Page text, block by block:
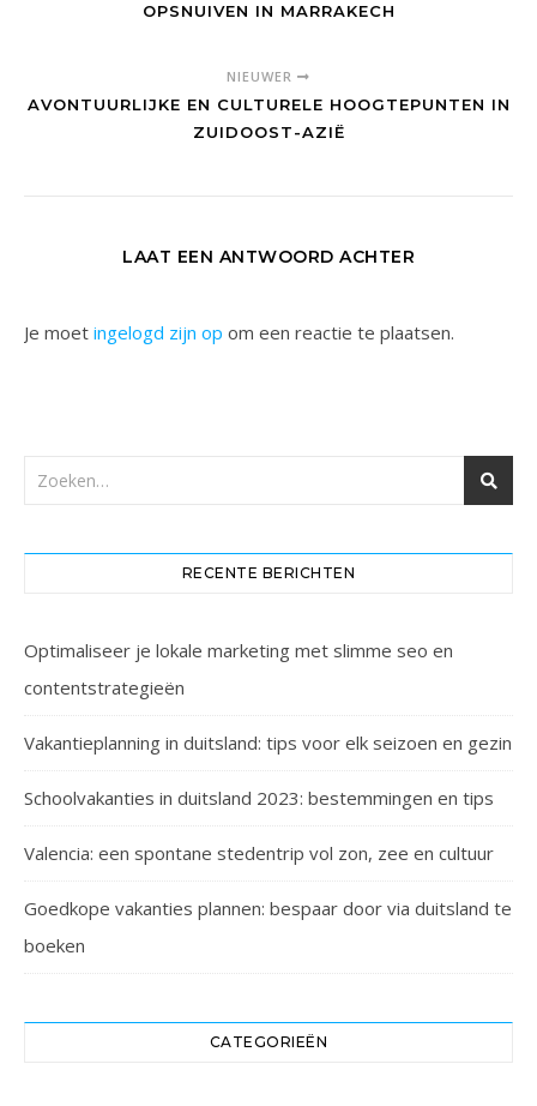
OPSNUIVEN IN MARRAKECH
NIEUWER
AVONTUURLIJKE EN CULTURELE HOOGTEPUNTEN IN
ZUIDOOST-AZIË
LAAT EEN ANTWOORD ACHTER
Je moet ingelogd zijn op om een reactie te plaatsen.
RECENTE BERICHTEN
Optimaliseer je lokale marketing met slimme seo en
contentstrategieën
Vakantieplanning in duitsland: tips voor elk seizoen en gezin
Schoolvakanties in duitsland 2023: bestemmingen en tips
Valencia: een spontane stedentrip vol zon, zee en cultuur
Goedkope vakanties plannen: bespaar door via duitsland te
boeken
CATEGORIEËN